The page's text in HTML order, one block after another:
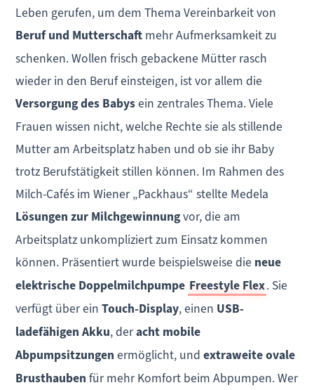
Leben gerufen, um dem Thema Vereinbarkeit von
Beruf und Mutterschaft mehr Aufmerksamkeit zu
schenken. Wollen frisch gebackene Mütter rasch
wieder in den Beruf einsteigen, ist vor allem die
Versorgung des Babysein zentrales Thema. Viele
Frauen wissen nicht, welche Rechte sie als stillende
Mutter am Arbeitsplatz haben und ob sie ihr Baby
trotz Berufstätigkeit stillen können. Im Rahmen des
Milch-Cafés im Wiener „Packhaus“ stellte Medela
Lösungen zur Milchgewinnungvor, die am
Arbeitsplatz unkompliziert zum Einsatz kommen
können. Präsentiert wurde beispielsweise die neue
elektrische Doppelmilchpumpe Freestyle Flex. Sie
verfügt über einTouch-Display, einen USB-
ladefähigen Akku, deracht mobile
Abpumpsitzungen ermöglicht, undextraweite ovale
Brusthauben für mehr Komfort beim Abpumpen. Wer